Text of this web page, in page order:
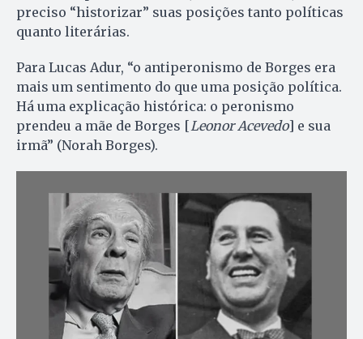
preciso “historizar” suas posições tanto políticas
quanto literárias.
Para Lucas Adur, “o antiperonismo de Borges era
mais um sentimento do que uma posição política.
Há uma explicação histórica: o peronismo
prendeu a mãe de Borges [ Leonor Acevedo] e sua
irmã” (Norah Borges).